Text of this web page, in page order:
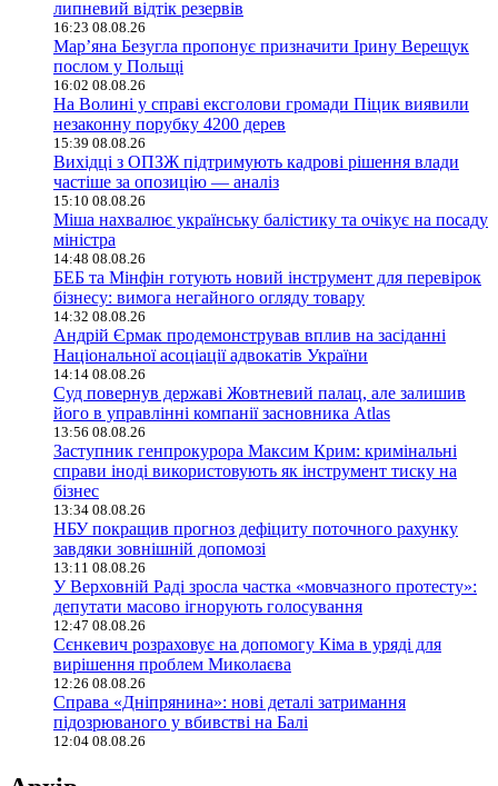
липневий відтік резервів
16:23 08.08.26
Мар’яна Безугла пропонує призначити Ірину Верещук
послом у Польщі
16:02 08.08.26
На Волині у справі ексголови громади Піцик виявили
незаконну порубку 4200 дерев
15:39 08.08.26
Вихідці з ОПЗЖ підтримують кадрові рішення влади
частіше за опозицію — аналіз
15:10 08.08.26
Міша нахвалює українську балістику та очікує на посаду
міністра
14:48 08.08.26
БЕБ та Мінфін готують новий інструмент для перевірок
бізнесу: вимога негайного огляду товару
14:32 08.08.26
Андрій Єрмак продемонстрував вплив на засіданні
Національної асоціації адвокатів України
14:14 08.08.26
Суд повернув державі Жовтневий палац, але залишив
його в управлінні компанії засновника Atlas
13:56 08.08.26
Заступник генпрокурора Максим Крим: кримінальні
справи іноді використовують як інструмент тиску на
бізнес
13:34 08.08.26
НБУ покращив прогноз дефіциту поточного рахунку
завдяки зовнішній допомозі
13:11 08.08.26
У Верховній Раді зросла частка «мовчазного протесту»:
депутати масово ігнорують голосування
12:47 08.08.26
Сєнкевич розраховує на допомогу Кіма в уряді для
вирішення проблем Миколаєва
12:26 08.08.26
Справа «Дніпрянина»: нові деталі затримання
підозрюваного у вбивстві на Балі
12:04 08.08.26